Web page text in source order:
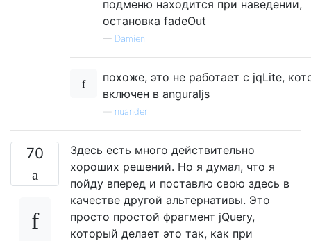
подменю находится при наведении,
остановка fadeOut
— Damien
похоже, это не работает с jqLite,
включен в anguraljs
nuander
70
Здесь есть много действительно
хороших решений. Но я думал, что я
пойду вперед и поставлю свою здесь в
качестве другой альтернативы. Это
просто простой фрагмент jQuery,
который делает это так, как при